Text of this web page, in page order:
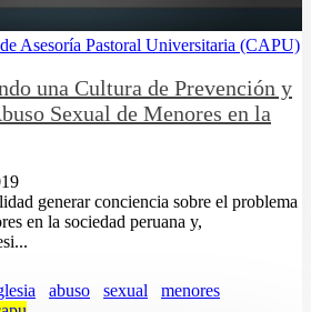
Asesoría Pastoral Universitaria (CAPU)
una Cultura de Prevención y
Sexual de Menores en la
generar conciencia sobre el problema
en la sociedad peruana y,
abuso sexual
menores